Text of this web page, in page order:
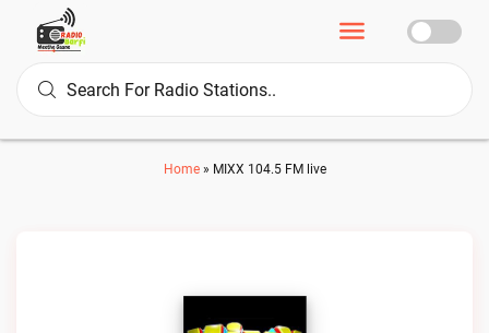
Home» MIXX 104.5 FM live